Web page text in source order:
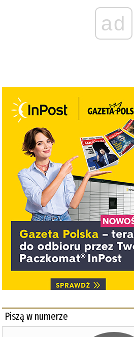
ad
Piszą w numerze